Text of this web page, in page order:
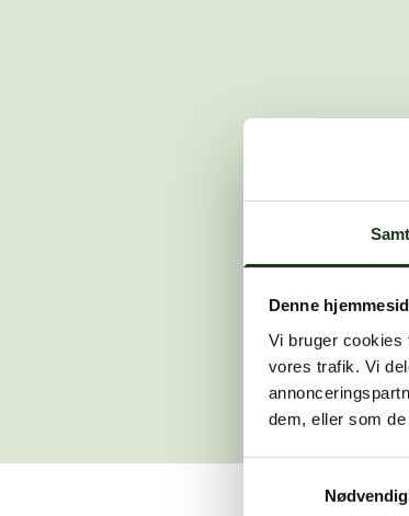
Denne
Vi bruger cookies
vores trafik. Vi
dem, eller som
Samtykkevalg
Nødvendig